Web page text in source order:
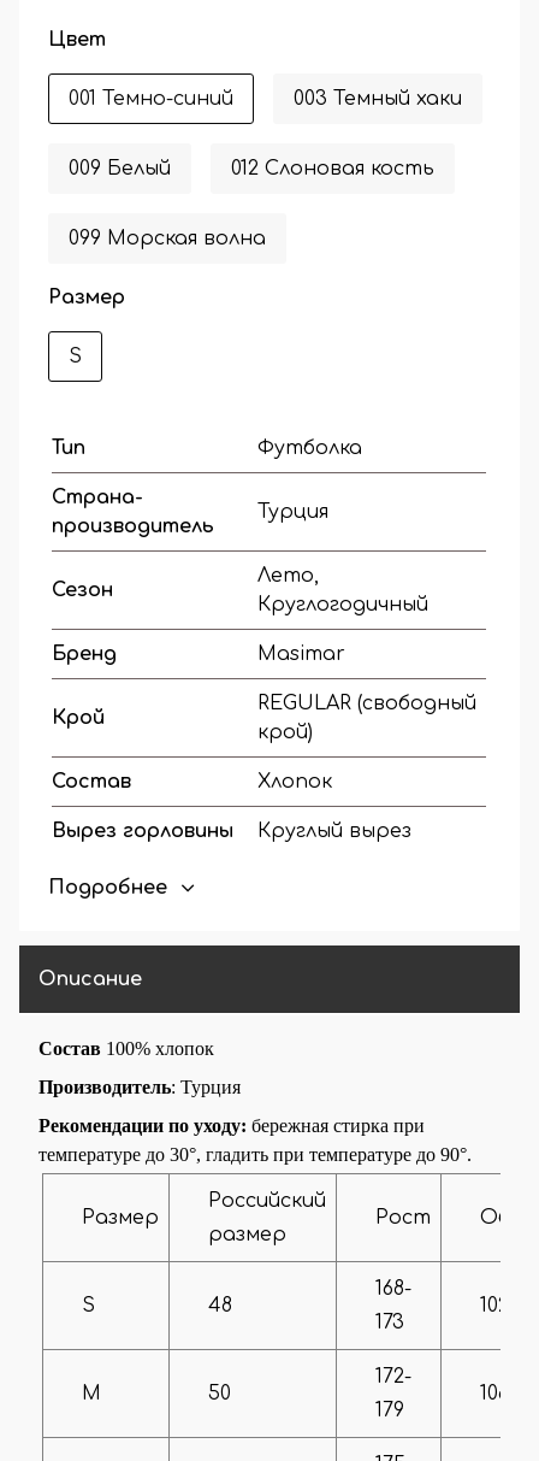
Цвет
001 Темно-синий 003 Темный хаки
009 Белый 012 Слоновая кость
099 Морская волна
Размер
S
Тип Футболка
Страна-
производитель
Турция
Сезон
Лето,
Круглогодичный
Бренд Masimar
Крой
REGULAR (свободный
крой)
Состав Хлопок
Вырез горловины Круглый вырез
Наличие
Подробнее
Описание
Состав 100% хлопок
Производитель: Турция
Рекомендации по уходу: бережная стирка при
температуре до 30°, гладить при температуре до 90°.
Размер
Российский
размер
Рост
S 48
168-
173
102-
M 50
172-
179
106-